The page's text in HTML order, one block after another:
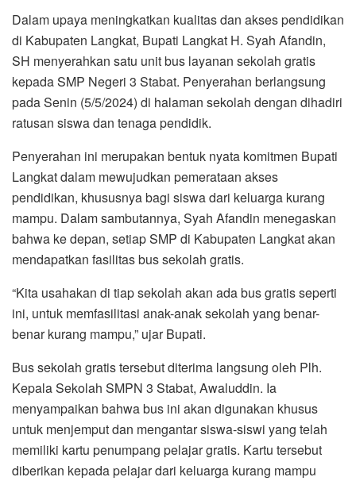
Dalam upaya meningkatkan kualitas dan akses pendidikan
di Kabupaten Langkat, Bupati Langkat H. Syah Afandin,
SH menyerahkan satu unit bus layanan sekolah gratis
kepada SMP Negeri 3 Stabat. Penyerahan berlangsung
pada Senin (5/5/2024) di halaman sekolah dengan dihadiri
ratusan siswa dan tenaga pendidik.
Penyerahan ini merupakan bentuk nyata komitmen Bupati
Langkat dalam mewujudkan pemerataan akses
pendidikan, khususnya bagi siswa dari keluarga kurang
mampu. Dalam sambutannya, Syah Afandin menegaskan
bahwa ke depan, setiap SMP di Kabupaten Langkat akan
mendapatkan fasilitas bus sekolah gratis.
“Kita usahakan di tiap sekolah akan ada bus gratis seperti
ini, untuk memfasilitasi anak-anak sekolah yang benar-
benar kurang mampu,” ujar Bupati.
Bus sekolah gratis tersebut diterima langsung oleh Plh.
Kepala Sekolah SMPN 3 Stabat, Awaluddin. Ia
menyampaikan bahwa bus ini akan digunakan khusus
untuk menjemput dan mengantar siswa-siswi yang telah
memiliki kartu penumpang pelajar gratis. Kartu tersebut
diberikan kepada pelajar dari keluarga kurang mampu